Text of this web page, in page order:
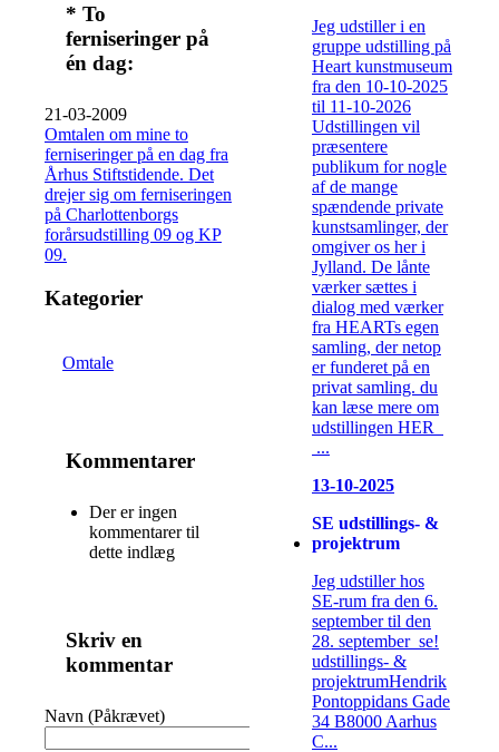
* To
ferniseringer på
én dag:
21-03-2009
Omtalen om mine to
ferniseringer på en dag fra
Århus Stiftstidende. Det
drejer sig om ferniseringen
på Charlottenborgs
forårsudstilling 09 og KP
09.
Kategorier
Omtale
Kommentarer
Der er ingen
kommentarer til
dette indlæg
Skriv en
kommentar
Navn (Påkrævet)
Jeg udstiller i en
gruppe udstilling på
Heart kunstmuseum
fra den 10-10-2025
til 11-10-2026
Udstillingen vil
præsentere
publikum for nogle
af de mange
spændende private
kunstsamlinger, der
omgiver os her i
Jylland. De lånte
værker sættes i
dialog med værker
fra HEARTs egen
samling, der netop
er funderet på en
privat samling. du
kan læse mere om
udstillingen HER
...
13-10-2025
SE udstillings- &
projektrum
Jeg udstiller hos
SE-rum fra den 6.
september til den
28. september se!
udstillings- &
projektrumHendrik
Pontoppidans Gade
34 B8000 Aarhus
C...